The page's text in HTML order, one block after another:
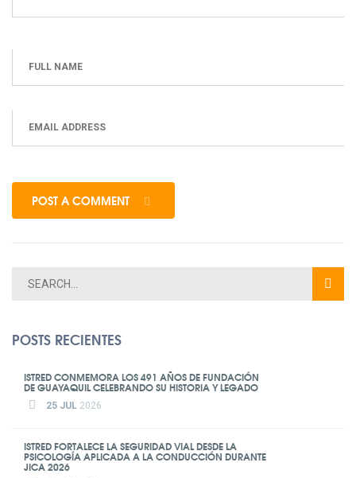
POST A COMMENT
POSTS RECIENTES
ISTRED CONMEMORA LOS 491 AÑOS DE FUNDACIÓN
DE GUAYAQUIL CELEBRANDO SU HISTORIA Y LEGADO
25 JUL 2026
ISTRED FORTALECE LA SEGURIDAD VIAL DESDE LA
PSICOLOGÍA APLICADA A LA CONDUCCIÓN DURANTE
JICA 2026